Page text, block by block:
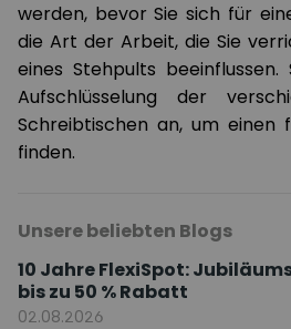
werden, bevor Sie sich für
die Art der Arbeit, die Sie
eines Stehpults beeinflussen.
Aufschlüsselung der
Schreibtischen an, um einen
finden.
Unsere beliebten Blogs
10 Jahre FlexiSpot:
bis zu 50 % Rabatt
02.08.2026